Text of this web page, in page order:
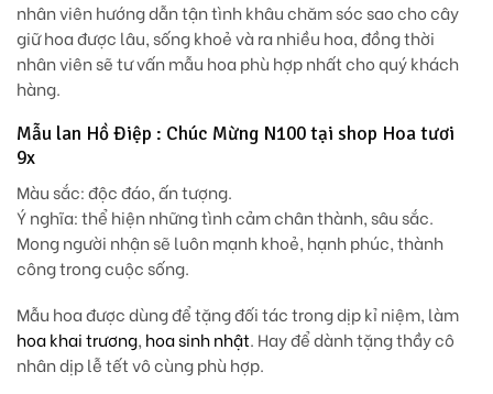
nhân viên hướng dẫn tận tình khâu chăm sóc sao cho cây
giữ hoa được lâu, sống khoẻ và ra nhiều hoa, đồng thời
nhân viên sẽ tư vấn mẫu hoa phù hợp nhất cho quý khách
hàng.
Mẫu lan Hồ Điệp : Chúc Mừng N100 tại shop Hoa tươi
9x
Màu sắc: độc đáo, ấn tượng.
Ý nghĩa: thể hiện những tình cảm chân thành, sâu sắc.
Mong người nhận sẽ luôn mạnh khoẻ, hạnh phúc, thành
công trong cuộc sống.
Mẫu hoa được dùng để tặng đối tác trong dịp kỉ niệm, làm
hoa khai trương, hoa sinh nhật. Hay để dành tặng thầy cô
nhân dịp lễ tết vô cùng phù hợp.